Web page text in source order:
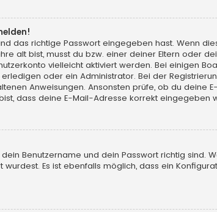
das richtige Passwort eingegeben hast. Wenn
alt bist, musst du bzw. einer deiner Eltern oder
vielleicht aktiviert werden. Bei einigen
oder ein Administrator. Bei der
Anweisungen. Ansonsten prüfe, ob du deine
dass deine E-Mail-Adresse korrekt eingegeben
Benutzername und dein Passwort richtig sind.
Es ist ebenfalls möglich, dass ein